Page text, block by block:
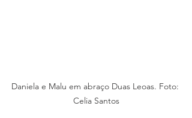
Daniela e Malu em abraço Duas Leoas. Foto:
Celia Santos